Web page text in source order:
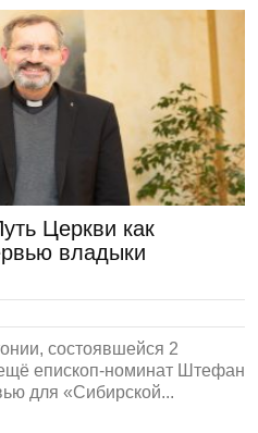
Церкви как
владыки
состоявшейся 2
епископ-номинат Штефан
для «Сибирской...